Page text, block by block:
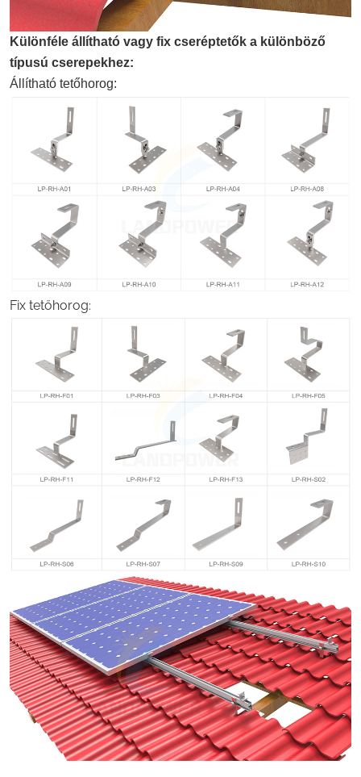
Különféle állítható vagy fix cseréptetők a különböző
típusú cserepekhez:
Állítható tetőhorog:
Fix tetőhorog: